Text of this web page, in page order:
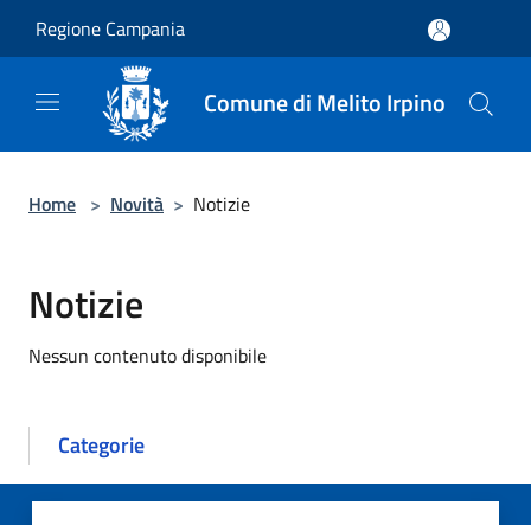
Regione Campania
Comune di Melito Irpino
Home > Novità > Notizie
Notizie
Nessun contenuto disponibile
Categorie